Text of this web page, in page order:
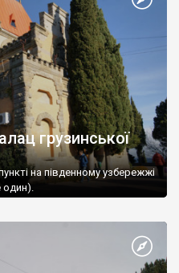
грузинської
на південному узбережжі
один).